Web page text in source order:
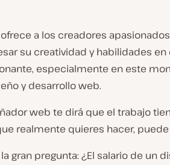
a los creadores
su creatividad y habilidades en
especialmente en este
y desarrollo web.
web te dirá que el trabajo
realmente quieres hacer,
gran pregunta: ¿El salario de un